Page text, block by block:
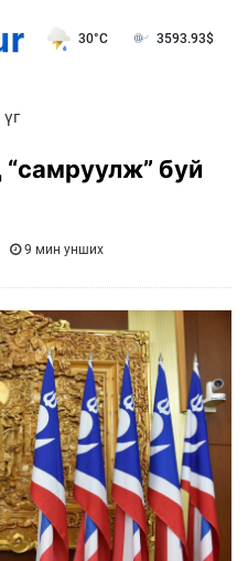
30°C 3593.93$
буй
9 мин унших